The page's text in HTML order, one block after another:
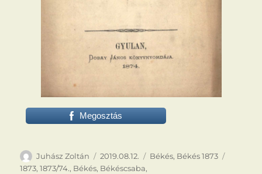
Megosztás
Szerző
Juhász Zoltán Közzétéve
2019.08.12. Kategória
Békés, Békés 1873
1873,1873/74., Békés, Békéscsaba,